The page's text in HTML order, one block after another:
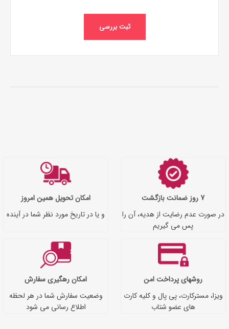
ثبت بررسی
7 روز ضمانت بازگشت
در صورت عدم رضایت از هدیه، آن را
پس می گیریم
امکان تحویل همین امروز
و یا در تاریخ مورد نظر شما در آینده
روشهای پرداخت امن
ویزا، مسترکارت، پی پال و کلیه کارت
های عضو شتاب
امکان رهگیری سفارش
وضعیت سفارش شما در هر لحظه
اطلاع رسانی می شود